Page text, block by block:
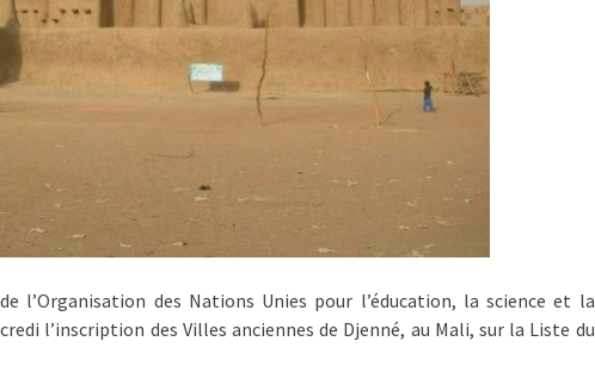
l’Organisation des Nations Unies pour l’éducation, la science et la
l’inscription des Villes anciennes de Djenné, au Mali, sur la Liste du